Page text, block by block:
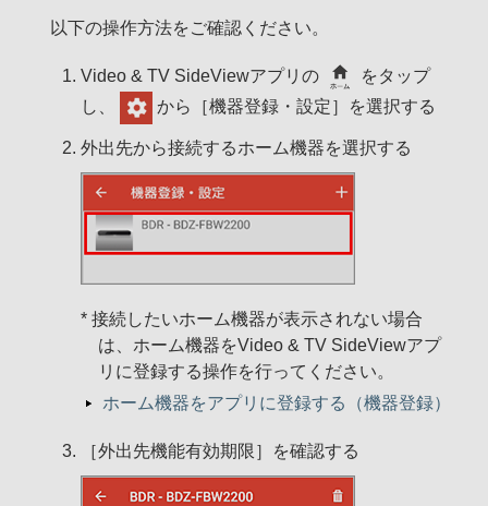
以下の操作方法をご確認ください。
Video & TV SideViewアプリの
をタップ
し、
から［機器登録・設定］を選択する
外出先から接続するホーム機器を選択する
* 接続したいホーム機器が表示されない場合
は、ホーム機器をVideo & TV SideViewアプ
リに登録する操作を行ってください。
ホーム機器をアプリに登録する（機器登録）
［外出先機能有効期限］を確認する